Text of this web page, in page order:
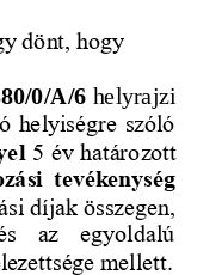
dönt, hogy
0/A/6 helyrajzi
helyiségre szóló
5 év határozott
tevékenység
díjak összegen,
az  egyoldalú
mellett.